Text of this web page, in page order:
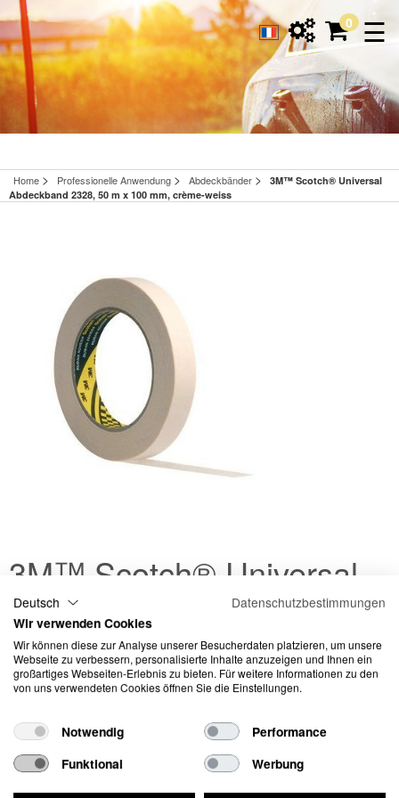
☰
0
Home > Professionelle Anwendung > Abdeckbänder >
3M™ Scotch® Universal
Abdeckband 2328, 50 m x 100 mm, crème-weiss
3M™ Scotch® Universal
Abdeckband 2328, 50 m x
100 mm, crème-weiss
Als Universal-Abdeckband für vielfältige Einsatzzwecke geeignet
Anpassungsfähiges Band mit hervorragender Kantenreißfestigkeit
Hervorragende Haftung und rückstandsfreies Entfernen
Artikel-Nr.:
3M-6294
Preis in CHF inkl. MwSt 10.40 / 1 Stk
Deutsch
Datenschutzbestimmungen
Wir verwenden Cookies
Wir können diese zur Analyse unserer Besucherdaten platzieren, um unsere
Webseite zu verbessern, personalisierte Inhalte anzuzeigen und Ihnen ein
großartiges Webseiten-Erlebnis zu bieten. Für weitere Informationen zu den
von uns verwendeten Cookies öffnen Sie die Einstellungen.
Notwendig
Performance
Funktional
Werbung